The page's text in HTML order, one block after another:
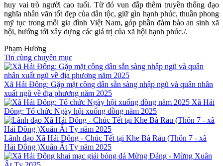
huy vai trò người cao tuổi. Từ đó vun đắp thêm truyền thống đạo
nghĩa nhân văn tốt đẹp của dân tộc, giữ gìn hạnh phúc, thuần phong
mỹ tục trong mỗi gia đình Việt Nam, góp phần đảm bảo an sinh xã
hội, hướng tới xây dựng các giá trị của xã hội hạnh phúc./.
Phạm Hương
Tin cùng chuyên mục
Xã Hải Đông: Gặp mặt công dân sẵn sàng nhập ngũ và quân nhân
xuất ngũ về địa phương năm 2025
Xã Hải
Đông: Tổ chức Ngày hội xuống đồng năm 2025
Lãnh đạo Xã Hải Đông - Chúc Tết tại Khe Bà Rảu (Thôn 7 - xã
Hải Đông )Xuân Ất Tỵ năm 2025